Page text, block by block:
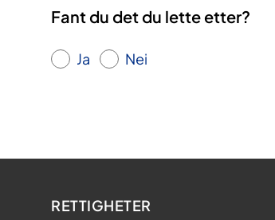
Fant du det du lette etter?
Ja Nei
RETTIGHETER